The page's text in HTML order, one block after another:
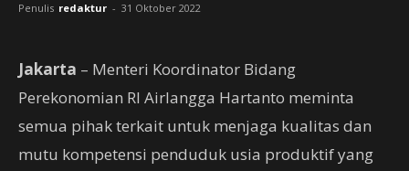
Penulis redaktur - 31 Oktober 2022
Jakarta – Menteri Koordinator Bidang
Perekonomian RI Airlangga Hartanto meminta
semua pihak terkait untuk menjaga kualitas dan
mutu kompetensi penduduk usia produktif yang